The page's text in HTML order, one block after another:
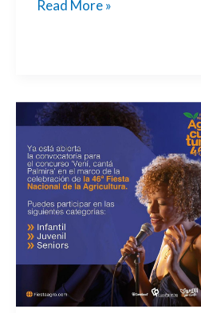
Read More »
Ya
abierta
la
convocatoria
para
el
‘Vení,
Cantá